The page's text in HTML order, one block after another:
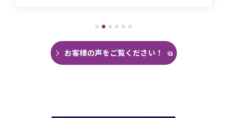
という大変な時
整いただき施工
年バルコニーに
がなく雨の日は憂鬱で仕方
今回は絶対に原因を特定し
思い毎日口コミを見て井澤
くことができました。
お客様の声をご覧ください！